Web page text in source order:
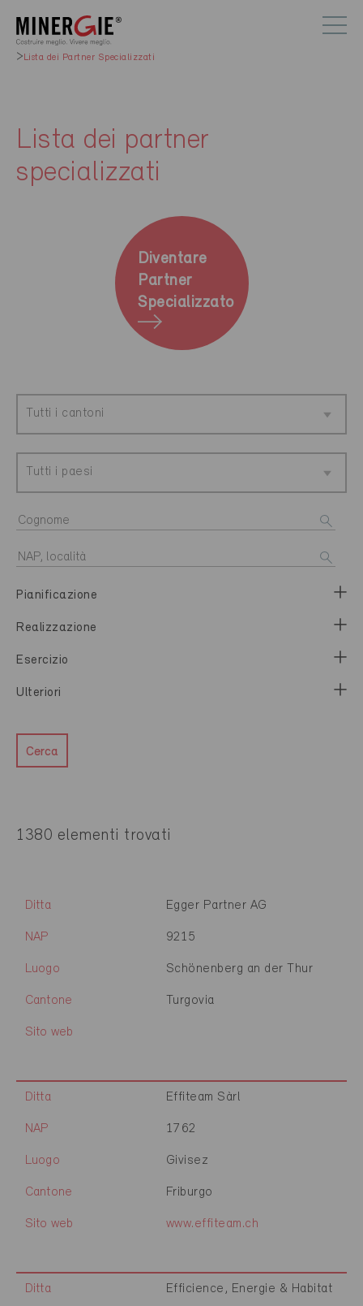
Lista dei Partner Specializzati
Lista dei partner
specializzati
Diventare
Partner
Specializzato
Tutti i cantoni
Tutti i paesi
Pianificazione
Realizzazione
Esercizio
Ulteriori
Cerca
1380 elementi trovati
Ditta Egger Partner AG
NAP 9215
Luogo Schönenberg an der Thur
Cantone Turgovia
Sito web
Ditta Effiteam Sàrl
NAP 1762
Luogo Givisez
Cantone Friburgo
Sito web www.effiteam.ch
Ditta Efficience, Energie & Habitat